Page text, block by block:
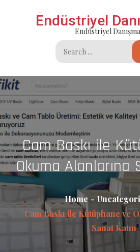
Endüstriyel
Endüstriyel
Search
for:
Cam Baskı ile
Okuma Alanlarına
Home
Cam Baskı ile Kütüphane ve
Sanat Katın